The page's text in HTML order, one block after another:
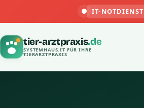
IT-NOTDIENST
tier-arztpraxis.de
SYSTEMHAUS.IT FÜR IHRE
TIERARZTPRAXIS